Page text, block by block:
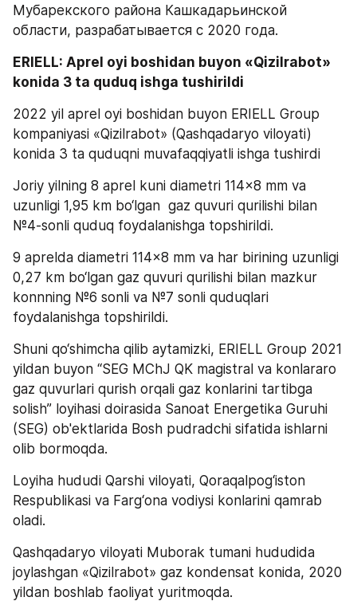
Мубарекского района Кашкадарьинской
области, разрабатывается с 2020 года.
ERIELL: Aprel oyi boshidan buyon «Qizilrabot»
konida 3 ta quduq ishga tushirildi
2022 yil aprel oyi boshidan buyon ERIELL Group
kompaniyasi «Qizilrabot» (Qashqadaryo viloyati)
konida 3 ta quduqni muvafaqqiyatli ishga tushirdi
Joriy yilning 8 aprel kuni diametri 114x8 mm va
uzunligi 1,95 km bo‘lgan  gaz quvuri qurilishi bilan
№4-sonli quduq foydalanishga topshirildi.
9 aprelda diametri 114x8 mm va har birining uzunligi
0,27 km bo‘lgan gaz quvuri qurilishi bilan mazkur
konnning №6 sonli va №7 sonli quduqlari
foydalanishga topshirildi.
Shuni qo‘shimcha qilib aytamizki, ERIELL Group 2021
yildan buyon “SEG MChJ QK magistral va konlararo
gaz quvurlari qurish orqali gaz konlarini tartibga
solish” loyihasi doirasida Sanoat Energetika Guruhi
(SEG) ob'ektlarida Bosh pudradchi sifatida ishlarni
olib bormoqda.
Loyiha hududi Qarshi viloyati, Qoraqalpog‘iston
Respublikasi va Farg‘ona vodiysi konlarini qamrab
oladi.
Qashqadaryo viloyati Muborak tumani hududida
joylashgan «Qizilrabot» gaz kondensat konida, 2020
yildan boshlab faoliyat yuritmoqda.